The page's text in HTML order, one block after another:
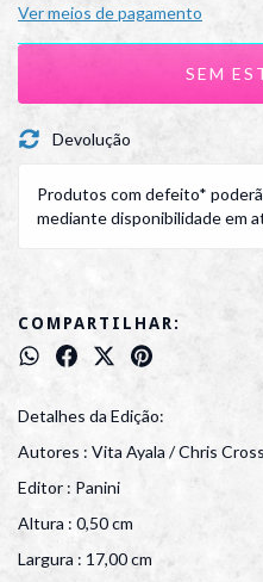
Ver meios de pagamento
Devolução
Produtos com defeito*
mediante disponibilidade em
COMPARTILHAR:
Detalhes da Edição:
Autores : Vita Ayala / Chris
Editor : Panini
Altura : 0,50 cm
Largura : 17,00 cm